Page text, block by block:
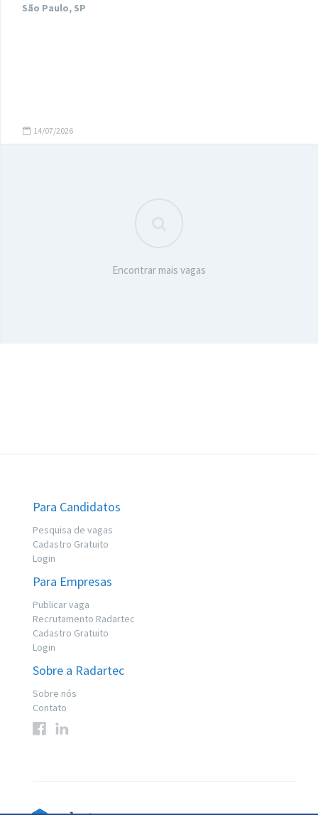
São Paulo, SP
14/07/2026
Encontrar mais vagas
Para Candidatos
Pesquisa de vagas
Cadastro Gratuito
Login
Para Empresas
Publicar vaga
Recrutamento Radartec
Cadastro Gratuito
Login
Sobre a Radartec
Sobre nós
Contato